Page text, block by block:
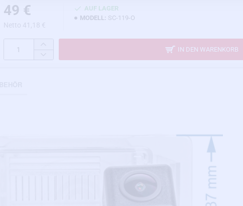
49 €
AUF LAGER
MODELL: SC-119-O
IN DEN WARENKORB